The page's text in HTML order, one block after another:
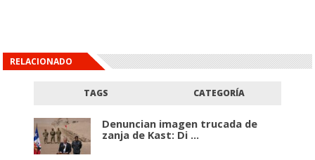
RELACIONADO
TAGS CATEGORÍA
Denuncian imagen trucada de
zanja de Kast: Di ...